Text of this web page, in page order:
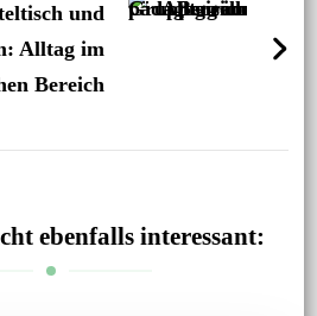
und
Alltag im
Bereich
ebenfalls interessant: